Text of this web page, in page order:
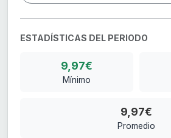
ESTADÍSTICAS DEL PERIODO
9,97€
Mínimo
9,97€
Promedio